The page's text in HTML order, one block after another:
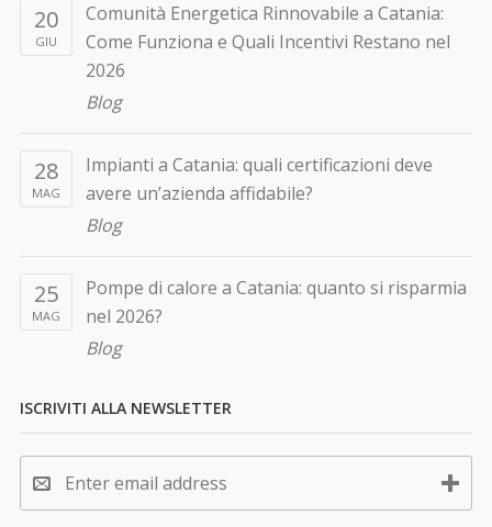
20
GIU
Comunità Energetica Rinnovabile a Catania:
Come Funziona e Quali Incentivi Restano nel
2026
Blog
28
MAG
Impianti a Catania: quali certificazioni deve
avere un’azienda affidabile?
Blog
25
MAG
Pompe di calore a Catania: quanto si risparmia
nel 2026?
Blog
ISCRIVITI ALLA NEWSLETTER